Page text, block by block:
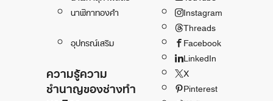
นาฬิกาทองคำ
อุปกรณ์เสริม
ความรู้ความ
ชำนาญของช่างทำ
Instagram
Threads
Facebook
LinkedIn
X
Pinterest